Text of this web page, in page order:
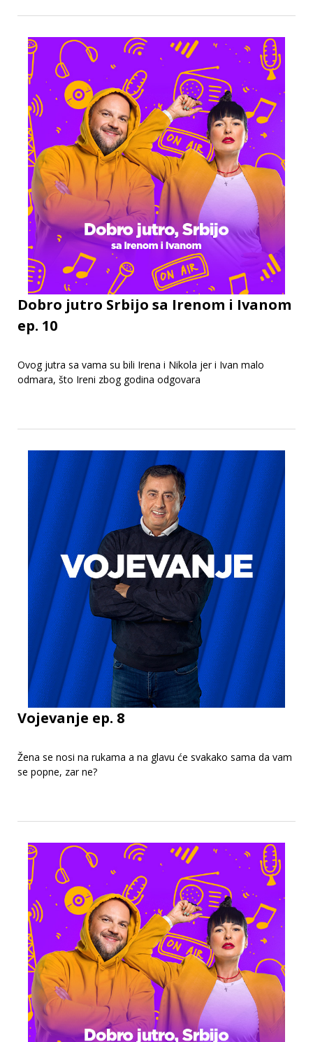
Dobro jutro Srbijo sa Irenom i Ivanom
ep. 10
Ovog jutra sa vama su bili Irena i Nikola jer i Ivan malo
odmara, što Ireni zbog godina odgovara
Vojevanje ep. 8
Žena se nosi na rukama a na glavu će svakako sama da vam
se popne, zar ne?